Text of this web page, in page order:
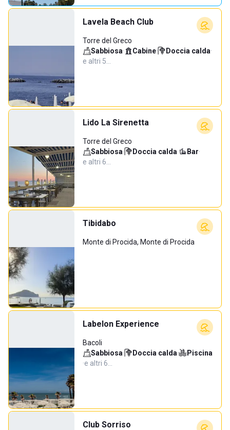
Lavela Beach Club
Torre del Greco
Sabbiosa· Cabine· Doccia calda·
e altri 5…
Lido La Sirenetta
Torre del Greco
Sabbiosa· Doccia calda· Bar·
e altri 6…
Tibidabo
Monte di Procida, Monte di Procida
Labelon Experience
Bacoli
Sabbiosa· Doccia calda·
Piscina
·e altri 6…
Club Sorriso